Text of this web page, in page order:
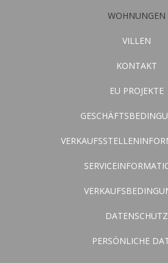
WOHNUNGEN
VILLEN
KONTAKT
EU PROJEKTE
DATENSCHUTZ
PERSÖNLICHE